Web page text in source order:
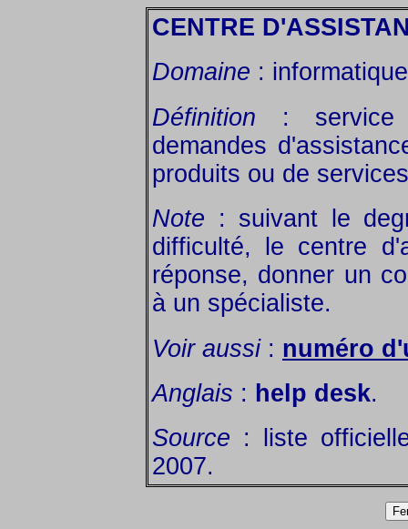
CENTRE
Domaine :
Définition : service
demandes
produits ou de
Note : suivant le
difficulté, le centre
réponse, donner un
à un spécialiste.
Voir aussi: numéro
Anglais : help desk.
Source : liste
2007.